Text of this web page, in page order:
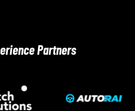
Partners